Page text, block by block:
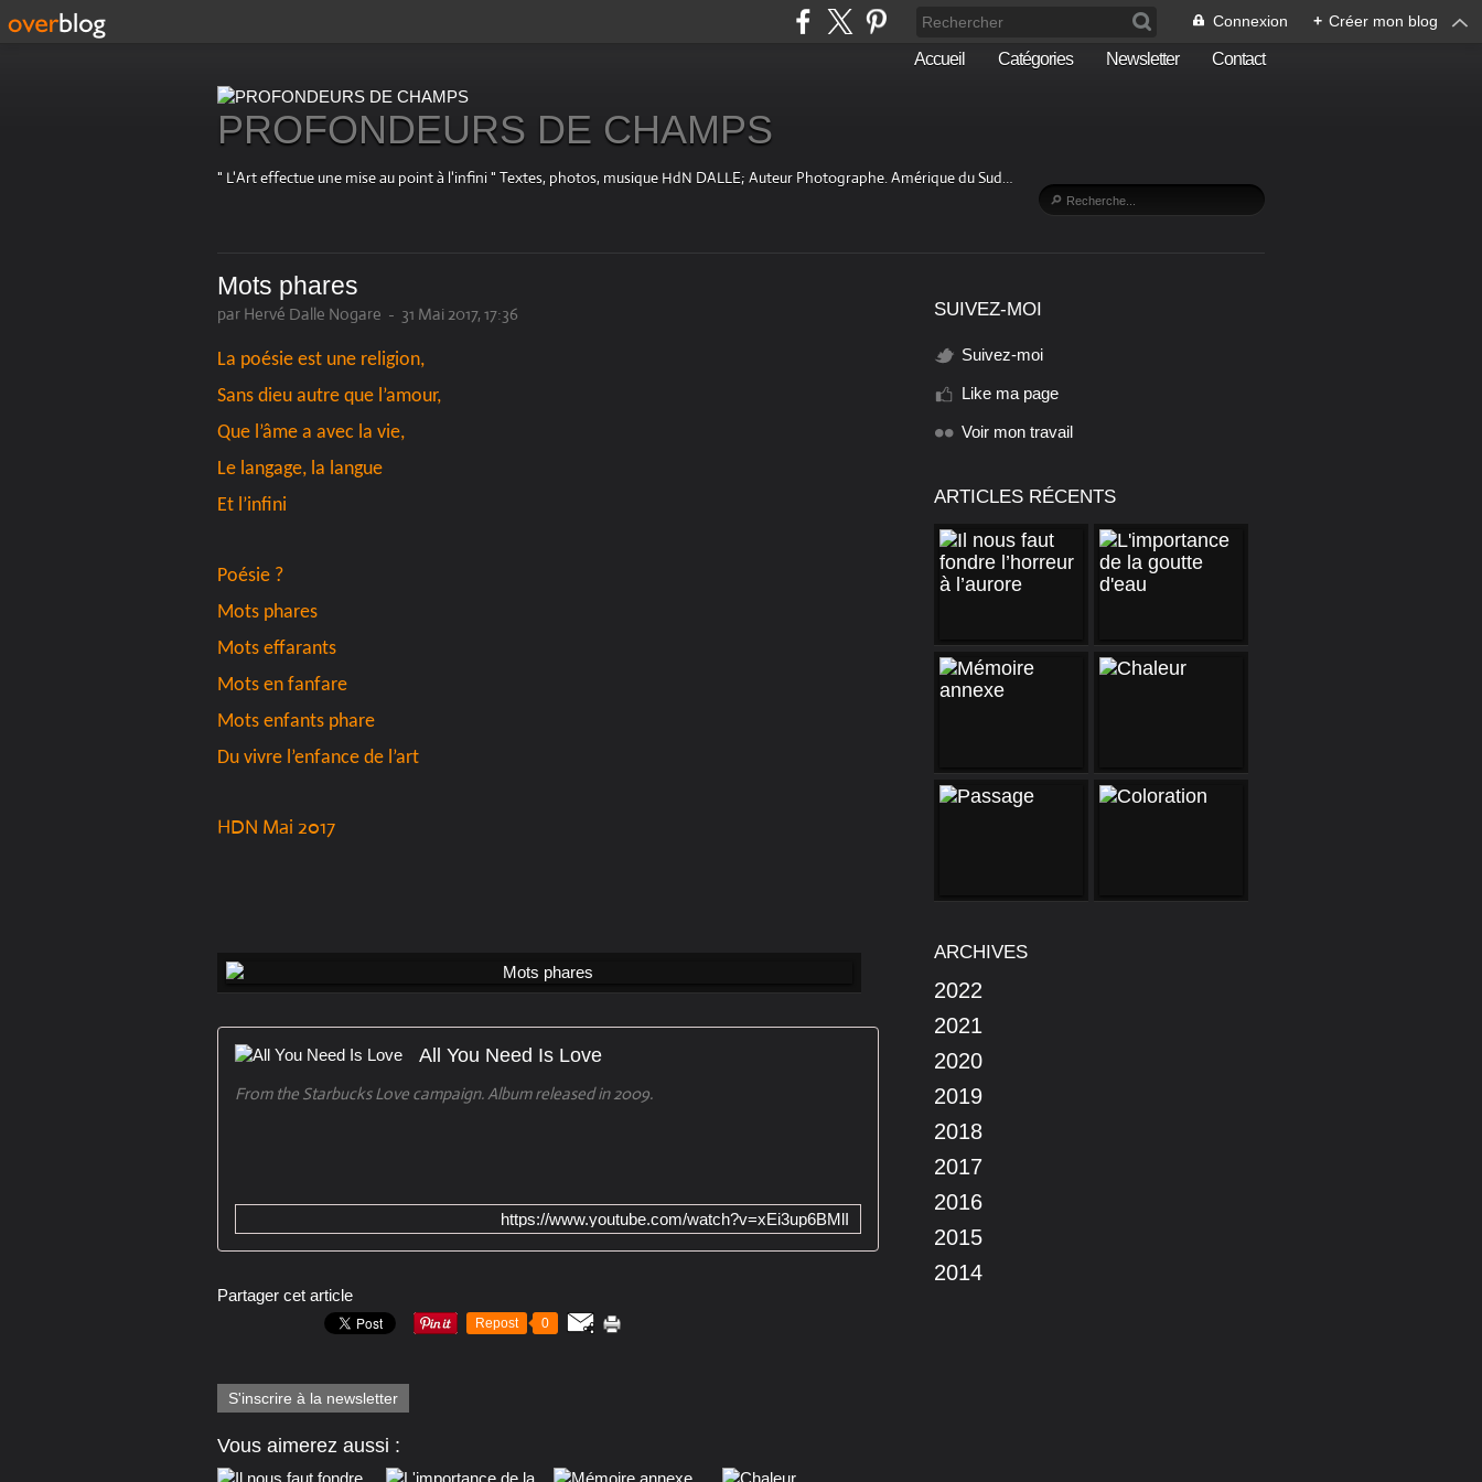
Connexion + Créer mon blog
Accueil Catégories Newsletter Contact
PROFONDEURS DE CHAMPS
" L'Art effectue une mise au point à l'infini " Textes, photos, musique HdN DALLE; Auteur Photographe. Amérique du Sud…
Mots phares
par Hervé Dalle Nogare - 31 Mai 2017, 17:36
La poésie est une religion,
Sans dieu autre que l’amour,
Que l’âme a avec la vie,
Le langage, la langue
Et l’infini
Poésie ?
Mots phares
Mots effarants
Mots en fanfare
Mots enfants phare
Du vivre l’enfance de l’art
HDN Mai 2017
All You Need Is Love
From the Starbucks Love campaign. Album released in 2009.
https://www.youtube.com/watch?v=xEi3up6BMlI
Partager cet article
Repost 0
S'inscrire à la newsletter
Vous aimerez aussi :
SUIVEZ-MOI
Suivez-moi
Like ma page
Voir mon travail
ARTICLES RÉCENTS
ARCHIVES
2022
2021
2020
2019
2018
2017
2016
2015
2014